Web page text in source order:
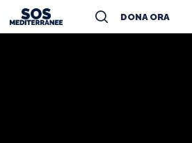
DONA ORA
search